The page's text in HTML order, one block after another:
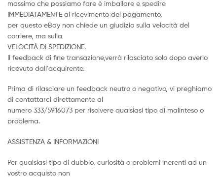
massimo che possiamo fare è imballare e spedire
IMMEDIATAMENTE al ricevimento del pagamento,
per questo eBay non chiede un giudizio sulla velocità del
corriere, ma sulla
VELOCITÀ DI SPEDIZIONE.
Il feedback di fine transazione,verrà rilasciato solo dopo averlo
ricevuto dall’acquirente.
Prima di rilasciare un feedback neutro o negativo, vi preghiamo
di contattarci direttamente al
numero 333/5916073 per risolvere qualsiasi tipo di malinteso o
problema.
ASSISTENZA & INFORMAZIONI
Per qualsiasi tipo di dubbio, curiosità o problemi inerenti ad un
vostro acquisto non